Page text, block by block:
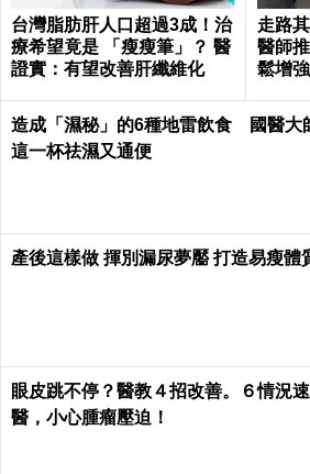
台灣脂肪肝人口超過3成！治
療希望竟是 「瘦瘦筆」？ 醫
證實：有望改善肝纖維化
走路
醫師
鬆增
造成「濕秘」的6種地雷飲食 國醫大
這一杯祛濕又通便
產後這樣做 揮別漏尿夢靨 打造易瘦體
眼皮跳不停？醫教４招改善。６情況
醫，小心腫瘤壓迫！